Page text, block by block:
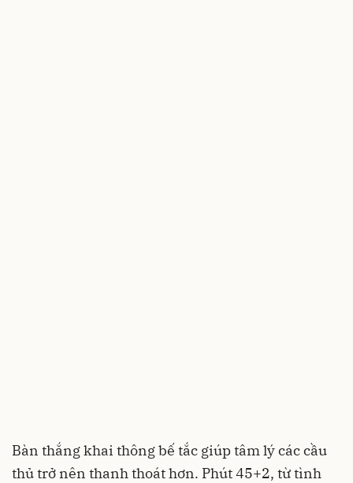
Bàn thắng khai thông bế tắc giúp tâm lý các cầu
thủ trở nên thanh thoát hơn. Phút 45+2, từ tình